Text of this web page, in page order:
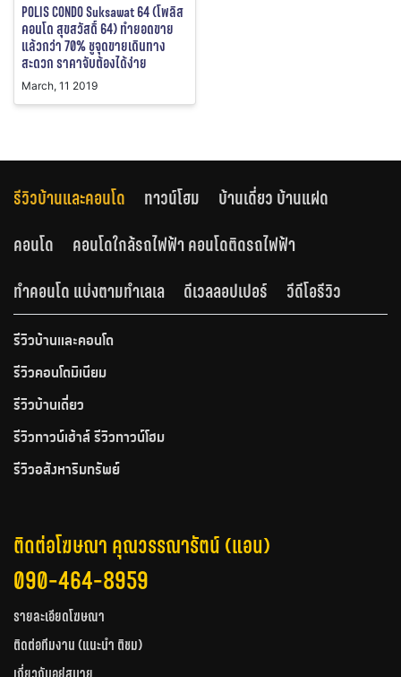
POLIS CONDO Suksawat 64 (โพลิส
คอนโด สุขสวัสดิ์ 64) ทำยอดขาย
แล้วกว่า 70% ชูจุดขายเดินทาง
สะดวก ราคาจับต้องได้ง่าย
March, 11 2019
รีวิวบ้านและคอนโด ทาวน์โฮม
บ้านเดี่ยว บ้านแฝด
คอนโด
คอนโดใกล้รถไฟฟ้า คอนโดติดรถไฟฟ้า
ทำคอนโด แบ่งตามทำเลเล
ดีเวลลอปเปอร์ วีดีโอรีวิว
รีวิวบ้านและคอนโด
รีวิวคอนโดมิเนียม
รีวิวบ้านเดี่ยว
รีวิวทาวน์เฮ้าส์ รีวิวทาวน์โฮม
รีวิวอสังหาริมทรัพย์
ติดต่อโฆษณา คุณวรรณารัตน์ (แอน)
090-464-8959
รายละเอียดโฆษณา
ติดต่อทีมงาน (แนะนำ ติชม)